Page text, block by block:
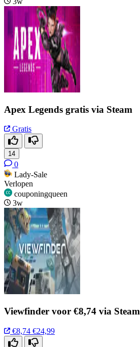
Apex Legends gratis via Steam
Gratis
14
0
Lady-Sale
Verlopen
couponingqueen
3w
Viewfinder voor €8,74 via Steam
€8,74 €24,99